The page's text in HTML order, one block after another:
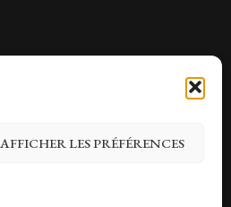
AFFICHER LES PRÉFÉRENCES